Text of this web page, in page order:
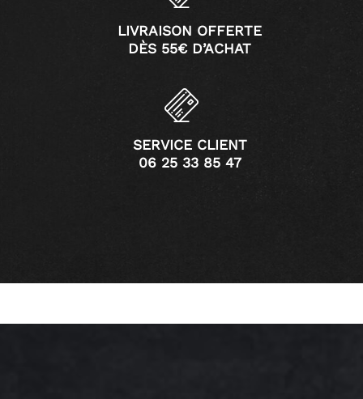
LIVRAISON OFFERTE
DÈS 55€ D’ACHAT
SERVICE CLIENT
06 25 33 85 47